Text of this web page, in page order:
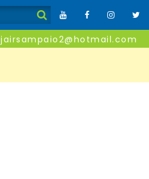
jairsampaio2@hotmail.com